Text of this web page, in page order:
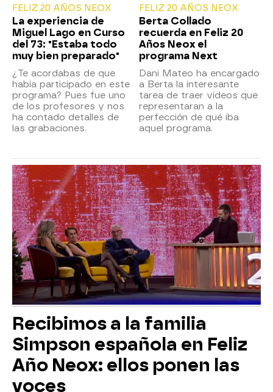
FELIZ 20 AÑOS NEOX
La experiencia de
Miguel Lago en Curso
del 73: "Estaba todo
muy bien preparado"
¿Te acordabas de que
había participado en este
programa? Pues fue uno
de los profesores y nos
ha contado detalles de
las grabaciones.
FELIZ 20 AÑOS NEOX
Berta Collado
recuerda en Feliz 20
Años Neox el
programa Next
Dani Mateo ha encargado
a Berta la interesante
tarea de traer vídeos que
representaran a la
perfección de qué iba
aquel programa.
Recibimos a la familia
Simpson española en Feliz
Año Neox: ellos ponen las
voces